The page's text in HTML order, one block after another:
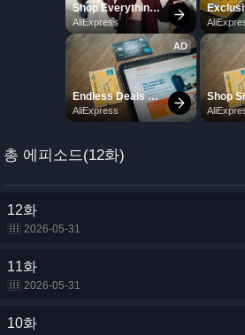
총 에피소드(12화)
12화
2026-05-31
11화
2026-05-31
10화